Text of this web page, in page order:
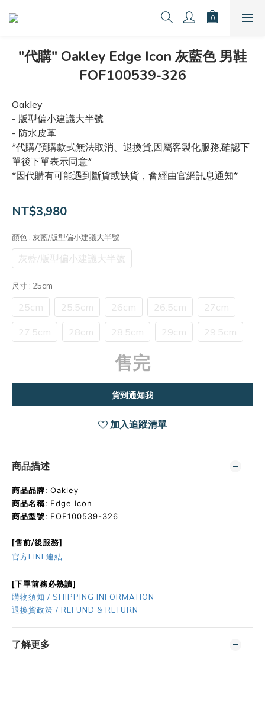
"代購" Oakley Edge Icon 灰藍色 男鞋
FOF100539-326
Oakley
- 版型偏小建議大半號
- 防水皮革
*代購/預購款式無法取消、退換貨,因屬客製化服務,確認下
單後下單表示同意*
*因代購有可能遇到斷貨或缺貨，會經由官網訊息通知*
NT$3,980
顏色 : 灰藍/版型偏小建議大半號
灰藍/版型偏小建議大半號
尺寸 : 25cm
25cm 25.5cm 26cm 26.5cm 27cm
27.5cm 28cm 28.5cm 29cm 29.5cm
售完
貨到通知我
加入追蹤清單
商品描述
商品品牌: Oakley
商品名稱: Edge Icon
商品型號: FOF100539-326
[售前/後服務]
官方LINE連結
[下單前務必熟讀]
購物須知 / SHIPPING INFORMATION
退換貨政策 / REFUND & RETURN
了解更多